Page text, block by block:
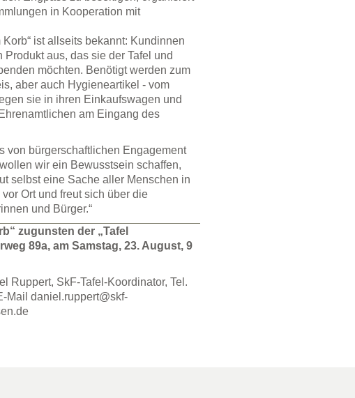
in Kooperation mit
ist allseits bekannt: Kundinnen
aus, das sie der Tafel und
möchten. Benötigt werden zum
aber auch Hygieneartikel - vom
sie in ihren Einkaufswagen und
am Eingang des
von bürgerschaftlichen Engagement
wir ein Bewusstsein schaffen,
selbst eine Sache aller Menschen in
Ort und freut sich über die
und Bürger.“
zugunsten der „Tafel
89a, am Samstag, 23. August, 9
Ruppert, SkF-Tafel-Koordinator, Tel.
Mail daniel.ruppert@skf-